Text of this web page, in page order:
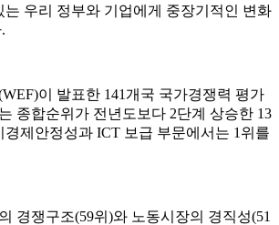
는 우리 정부와 기업에게 중장기적인 변화
이 발표한 141개국 국가경쟁력 평가
종합순위가 전년도보다 2단계 상승한 13
경제안정성과 ICT 보급 부문에서는 1위를
경쟁구조(59위)와 노동시장의 경직성(51